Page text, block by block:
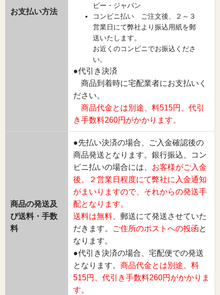
お支払い方法
ビー・ジャパン
コンビニ払い ご注文後、２～３
営業日にて弊社より振込用紙を郵
送いたします。
お近くのコンビニでお振込くださ
い。
●代引き決済
商品到着時に宅配業者にお支払いく
ださい。
商品代金とは別途、料515円、代引
き手数料260円がかかります。
商品の発送及
び送料・手数
料
●先払い決済の場合、ご入金確認後の
商品発送となります。銀行振込、コン
ビニ払いの場合には、 お客様がご入金
後、２営業日程度にて弊社に入金通知
がまいりますので、それからの発送手
配となります。
送料は無料 、郵送にて発送させていた
だきます。
ご住所のポストへの投函と
なります。
●代引き決済の場合、宅配便での発送
となります。 商品代金とは別途、料
515円、代引き手数料260円がかかりま
す。